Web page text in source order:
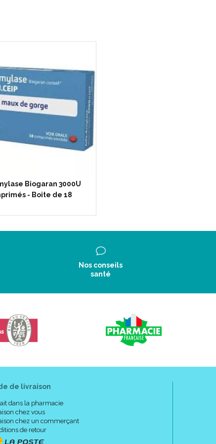
Biogaran 3000U
- Boite de 18
Nos conseils
santé
de livraison
dans la pharmacie
chez vous
chez un commerçant
de retour